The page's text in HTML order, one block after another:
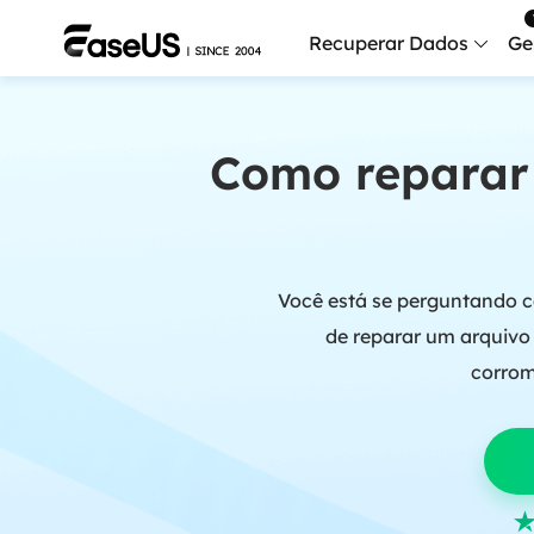
Recuperar Dados
Mais
Como
Você está se perguntando
de reparar um